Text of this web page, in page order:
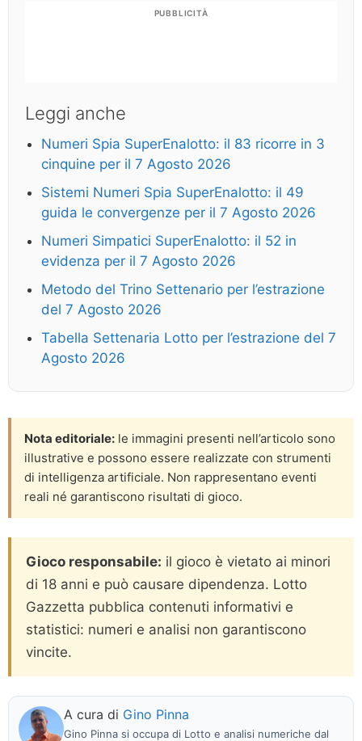
PUBBLICITÀ
Leggi anche
Numeri Spia SuperEnalotto: il 83 ricorre in 3
cinquine per il 7 Agosto 2026
Sistemi Numeri Spia SuperEnalotto: il 49
guida le convergenze per il 7 Agosto 2026
Numeri Simpatici SuperEnalotto: il 52 in
evidenza per il 7 Agosto 2026
Metodo del Trino Settenario per l’estrazione
del 7 Agosto 2026
Tabella Settenaria Lotto per l’estrazione del 7
Agosto 2026
Nota editoriale: le immagini presenti nell’articolo sono
illustrative e possono essere realizzate con strumenti
di intelligenza artificiale. Non rappresentano eventi
reali né garantiscono risultati di gioco.
Gioco responsabile: il gioco è vietato ai minori
di 18 anni e può causare dipendenza. Lotto
Gazzetta pubblica contenuti informativi e
statistici: numeri e analisi non garantiscono
vincite.
A cura di Gino Pinna
Gino Pinna si occupa di Lotto e analisi numeriche dal